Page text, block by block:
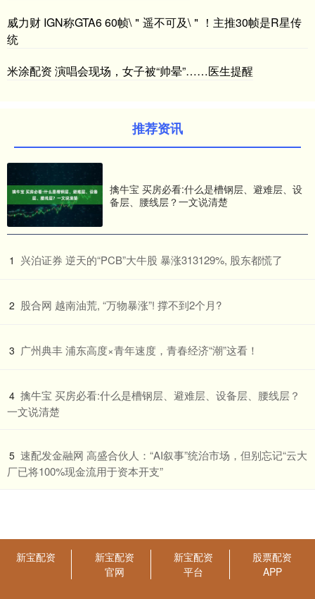
威力财 IGN称GTA6 60帧\＂遥不可及\＂！主推30帧是R星传
统
米涂配资 演唱会现场，女子被“帅晕”……医生提醒
推荐资讯
擒牛宝 买房必看:什么是槽钢层、避难层、设
备层、腰线层？一文说清楚
1 ​兴泊证券 逆天的“PCB”大牛股 暴涨313129%, 股东都慌了
2 ​股合网 越南油荒, “万物暴涨”! 撑不到2个月?
3 ​广州典丰 浦东高度×青年速度，青春经济“潮”这看！
4 ​擒牛宝 买房必看:什么是槽钢层、避难层、设备层、腰线层？
一文说清楚
5 ​速配发金融网 高盛合伙人：“AI叙事”统治市场，但别忘记“云大
厂已将100%现金流用于资本开支”
新宝配资
新宝配资
官网
新宝配资
平台
股票配资
APP